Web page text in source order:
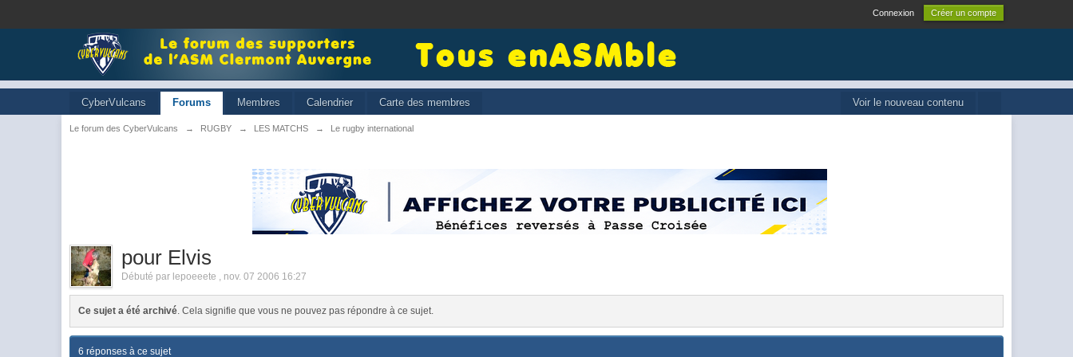
Connexion Créer un compte
Voir le nouveau contenu
CyberVulcans Forums Membres Calendrier Carte des membres
Le forum des CyberVulcans → RUGBY → LES MATCHS → Le rugby international
pour Elvis
Débuté par lepoeeete , nov. 07 2006 16:27
Ce sujet a été archivé. Cela signifie que vous ne pouvez pas répondre à ce sujet.
6 réponses à ce sujet